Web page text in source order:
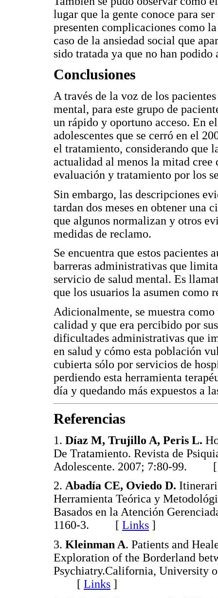
lugar que la gente conoce para
presenten complicaciones como
caso de la ansiedad social que
sido tratada ya que no han
Conclusiones
A través de la voz de los
mental, para este grupo de
un rápido y oportuno acceso. En
adolescentes que se cerró en el
el tratamiento, considerando que
actualidad al menos la mitad cree
evaluación y tratamiento por los
Sin embargo, las descripciones
tardan dos meses en obtener una
que algunos normalizan y otros
medidas de reclamo.
Se encuentra que estos pacientes
barreras administrativas que
servicio de salud mental. Es
que los usuarios la asumen como
Adicionalmente, se muestra
calidad y que era percibido por
dificultades administrativas que
en salud y cómo esta población
cubierta sólo por servicios de
perdiendo esta herramienta
día y quedando más expuestos a
Referencias
1. Díaz M, Trujillo A, Peris L.
De Tratamiento. Revista de
Adolescente. 2007; 7:80-99.
2. Abadía CE, Oviedo D.
Herramienta Teórica y
Basados en la Atención
1160-3. [ Links ]
3. Kleinman A. Patients and
Exploration of the Borderland
Psychiatry.California, University
[ Links ]